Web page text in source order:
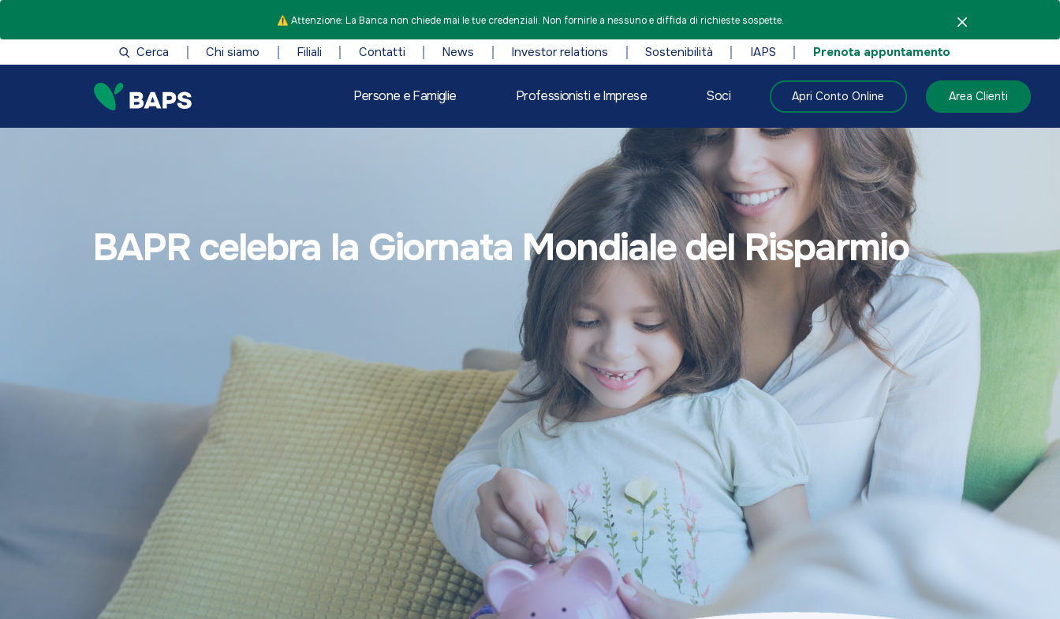
⚠️ Attenzione: La Banca non chiede mai le tue credenziali. Non fornirle a nessuno e diffida di richieste sospette.
Cerca Chi siamo Filiali Contatti News Investor relations Sostenibilità IAPS Prenota appuntamento
Persone e Famiglie Professionisti e Imprese Soci Apri Conto Online Area Clienti
BAPR celebra la Giornata Mondiale del Risparmio